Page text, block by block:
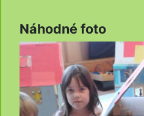
Náhodné foto